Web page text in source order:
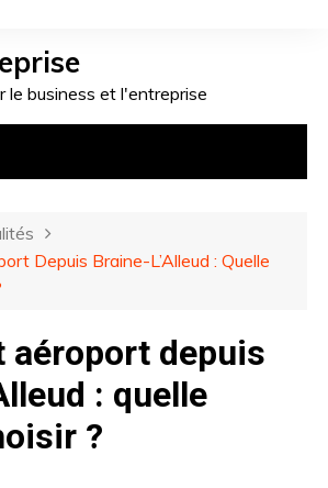
le business et l'entreprise
Depuis Braine-L’Alleud : Quelle
aéroport depuis
: quelle
?